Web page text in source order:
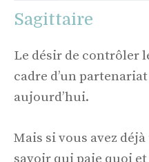
Sagittaire
Le désir de contrôler
cadre d’un
aujourd’hui.
Mais si vous avez
savoir qui paie quoi